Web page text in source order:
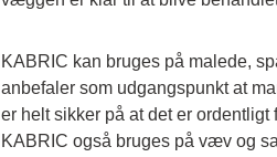
KABRIC kan bruges på malede,
anbefaler som udgangspunkt at
er helt sikker på at det er
KABRIC også bruges på væv og